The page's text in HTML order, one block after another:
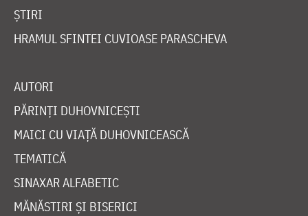
ȘTIRI
HRAMUL SFINTEI CUVIOASE PARASCHEVA
AUTORI
PĂRINȚI DUHOVNICEȘTI
MAICI CU VIAȚĂ DUHOVNICEASCĂ
TEMATICĂ
SINAXAR ALFABETIC
MĂNĂSTIRI ȘI BISERICI